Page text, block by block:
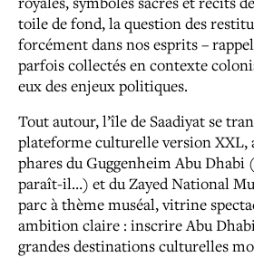
toile de fond, la question des
forcément dans nos esprits –
parfois collectés en contexte
eux des enjeux politiques.
Tout autour, l’île de Saadiyat se
plateforme culturelle version XXL,
phares du Guggenheim Abu Dhabi
paraît-il…) et du Zayed National
parc à thème muséal, vitrine
ambition claire : inscrire Abu
grandes destinations culturelles